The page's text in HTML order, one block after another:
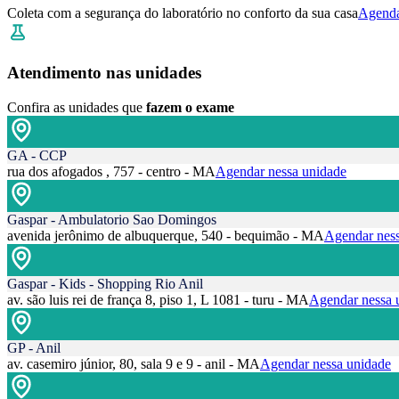
Coleta com a segurança do laboratório no conforto da sua casa
Atendimento nas unidades
Confira as unidades que fazem o exame
GA - CCP
rua dos afogados , 757 - centro - MAAgendar nessa unidade
Gaspar - Ambulatorio Sao Domingos
avenida jerônimo de albuquerque, 540 - bequimão - MAAgendar
Gaspar - Kids - Shopping Rio Anil
av. são luis rei de frança 8, piso 1, L 1081 - turu - MAAgendar nessa
GP - Anil
av. casemiro júnior, 80, sala 9 e 9 - anil - MAAgendar nessa unidade